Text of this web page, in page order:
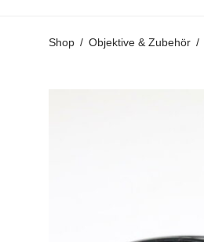
Shop / Objektive & Zubehör /